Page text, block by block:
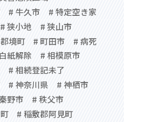
# 牛久市
# 特定空き家
# 狭小地
# 狭山市
境町 # 町田市
# 病死
紙解除
# 相模原市
# 相続登記未了
# 神奈川県
# 神栖市
野市
# 秩父市
# 稲敷郡阿見町